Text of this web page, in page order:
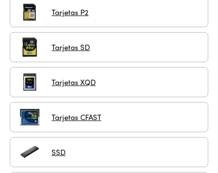
Tarjetas P2
Tarjetas SD
Tarjetas XQD
Tarjetas CFAST
SSD